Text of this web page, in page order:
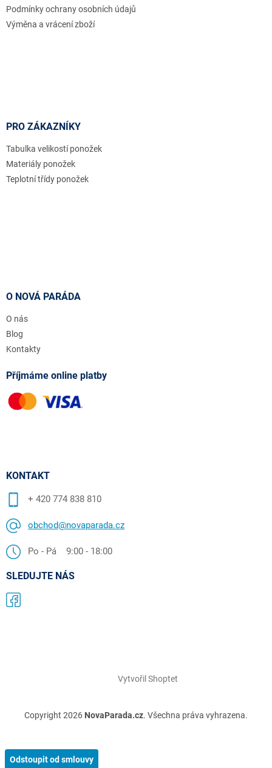
Podmínky ochrany osobních údajů
Výměna a vrácení zboží
PRO ZÁKAZNÍKY
Tabulka velikostí ponožek
Materiály ponožek
Teplotní třídy ponožek
O NOVÁ PARÁDA
O nás
Blog
Kontakty
Příjmáme online platby
KONTAKT
+ 420 774 838 810
obchod@novaparada.cz
Po - Pá 9:00 - 18:00
SLEDUJTE NÁS
Vytvořil Shoptet
Copyright 2026 NovaParada.cz. Všechna práva vyhrazena.
Odstoupit od smlouvy